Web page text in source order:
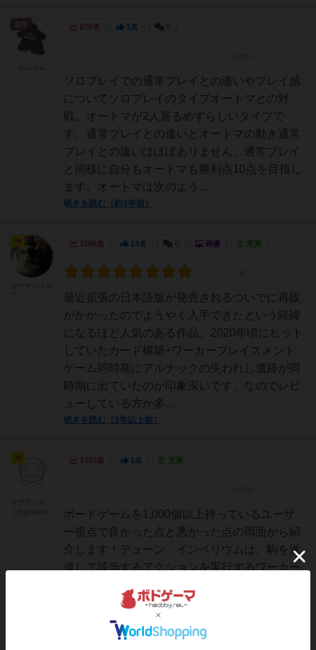
879名 1名
ソロプレイでの通常プレイとの違いやプレイ感
についてソロプレイのタイプオートマとの対
戦。オートマが2人居るめずらしいタイプで
す。通常プレイとの違いとオートマの動き通常
プレイとの違いはほぼありません。通常プレイ
と同様に自分もオートマも勝利点10点を目指し
ます。オートマは次のよう...
続きを読む（約3年前）
1668名 13名 画像 充実
最近拡張の日本語版が発売されるついでに再販
がかかったのでようやく入手できたという経緯
になるほど人気のある作品。2020年頃にヒット
していたカード構築+ワーカープレイスメント
ゲーム同時期にアルナックの失われし遺跡が同
時期に出ていたのが印象深いです。なのでレビ
ューしている方か多...
続きを読む（3年以上前）
1352名 1名 充実
ボードゲームを1,000個以上持っているユーザ
ー視点で良かった点と悪かった点の両面から紹
介します！デューン：インペリウムは、駒を派
遣して該当するアクションを実行するワーカー
していくデッキビルドのシステムがミックスさ
れた面白いボードゲ...
続きを読む（3年以上前）